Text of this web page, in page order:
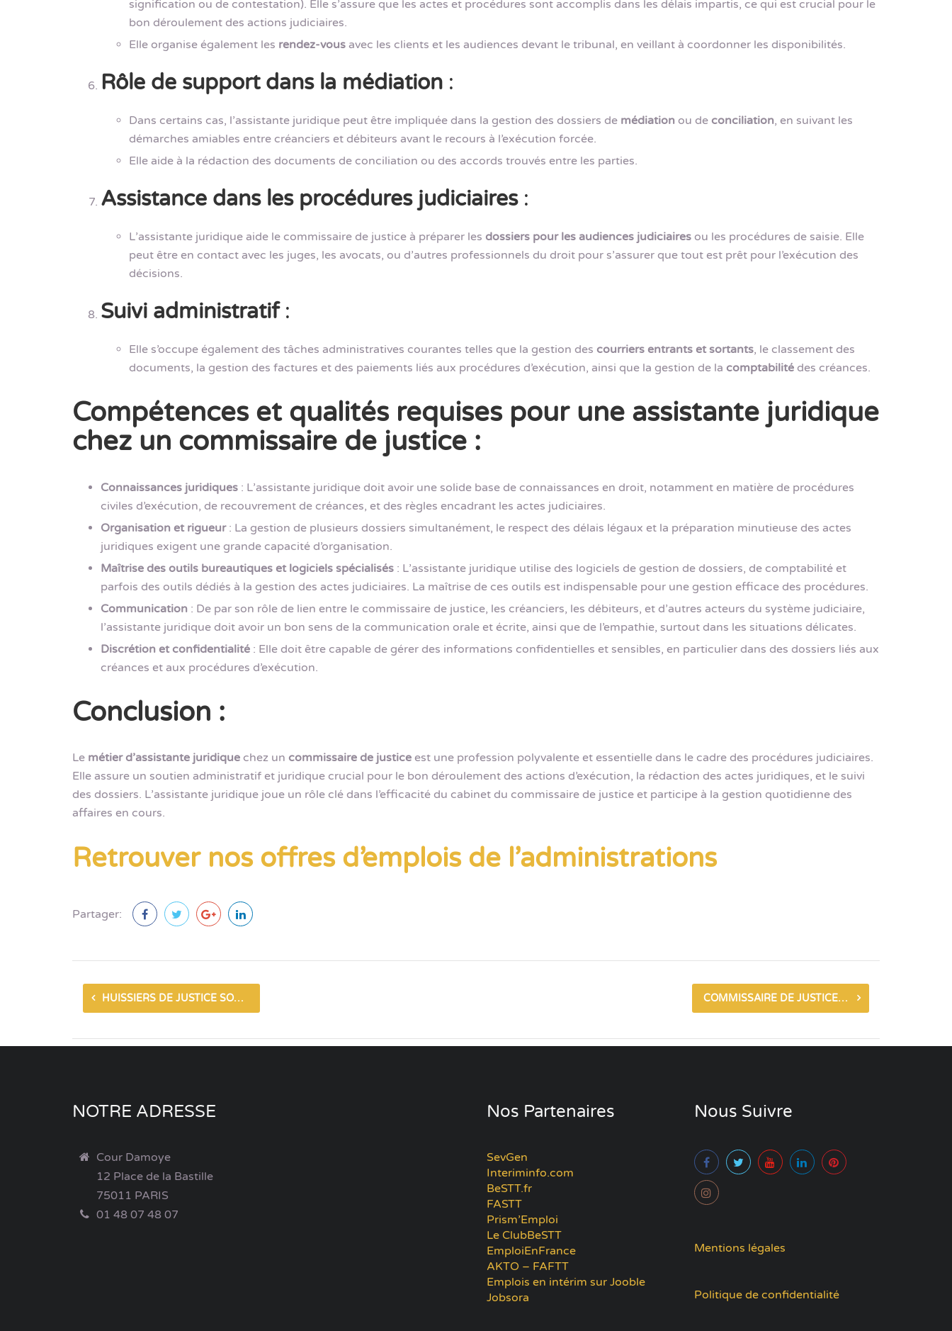
signification ou de contestation). Elle s’assure que les actes et procédures sont accomplis dans les délais impartis, ce qui est crucial pour le
bon déroulement des actions judiciaires.
Elle organise également les rendez-vous avec les clients et les audiences devant le tribunal, en veillant à coordonner les disponibilités.
Rôle de support dans la médiation :
Dans certains cas, l’assistante juridique peut être impliquée dans la gestion des dossiers de médiation ou de conciliation, en suivant les
démarches amiables entre créanciers et débiteurs avant le recours à l’exécution forcée.
Elle aide à la rédaction des documents de conciliation ou des accords trouvés entre les parties.
Assistance dans les procédures judiciaires:
L’assistante juridique aide le commissaire de justice à préparer les dossiers pour les audiences judiciaires ou les procédures de saisie. Elle
peut être en contact avec les juges, les avocats, ou d’autres professionnels du droit pour s’assurer que tout est prêt pour l’exécution des
décisions.
Suivi administratif:
Elle s’occupe également des tâches administratives courantes telles que la gestion des courriers entrants et sortants, le classement des
documents, la gestion des factures et des paiements liés aux procédures d’exécution, ainsi que la gestion de la comptabilité des créances.
Compétences et qualités requises pour une assistante juridique
chez un commissaire de justice :
Connaissances juridiques : L’assistante juridique doit avoir une solide base de connaissances en droit, notamment en matière de procédures
civiles d’exécution, de recouvrement de créances, et des règles encadrant les actes judiciaires.
Organisation et rigueur: La gestion de plusieurs dossiers simultanément, le respect des délais légaux et la préparation minutieuse des actes
juridiques exigent une grande capacité d’organisation.
Maîtrise des outils bureautiques et logiciels spécialisés : L’assistante juridique utilise des logiciels de gestion de dossiers, de comptabilité et
parfois des outils dédiés à la gestion des actes judiciaires. La maîtrise de ces outils est indispensable pour une gestion efficace des procédures.
Communication : De par son rôle de lien entre le commissaire de justice, les créanciers, les débiteurs, et d’autres acteurs du système judiciaire,
l’assistante juridique doit avoir un bon sens de la communication orale et écrite, ainsi que de l’empathie, surtout dans les situations délicates.
Discrétion et confidentialité : Elle doit être capable de gérer des informations confidentielles et sensibles, en particulier dans des dossiers liés aux
créances et aux procédures d’exécution.
Conclusion :
Le métier d’assistante juridique chez un commissaire de justice est une profession polyvalente et essentielle dans le cadre des procédures judiciaires.
Elle assure un soutien administratif et juridique crucial pour le bon déroulement des actions d’exécution, la rédaction des actes juridiques, et le suivi
des dossiers. L’assistante juridique joue un rôle clé dans l’efficacité du cabinet du commissaire de justice et participe à la gestion quotidienne des
affaires en cours.
Retrouver nos offres d’emplois de l’administrations
Partager:
HUISSIERS DE JUSTICE SONT DEVENUS DES COMMISSAIRES DE JUSTICE COMMISSAIRE DE JUSTICE H/F
NOTRE ADRESSE
Cour Damoye
12 Place de la Bastille
75011 PARIS
01 48 07 48 07
Nos Partenaires
SevGen
Interiminfo.com
BeSTT.fr
FASTT
Prism’Emploi
Le ClubBeSTT
EmploiEnFrance
AKTO – FAFTT
Emplois en intérim sur Jooble
Jobsora
Nous Suivre
Mentions légales
Politique de confidentialité